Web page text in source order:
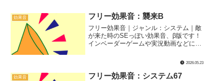
効果音 フリー効果音：襲来B
フリー効果音｜ジャンル：システム｜敵
が来た時のSEっぽい効果音、β版です！
インベーダーゲームや実況動画などにぴ
2026.05.23
効果音 フリー効果音：システム67